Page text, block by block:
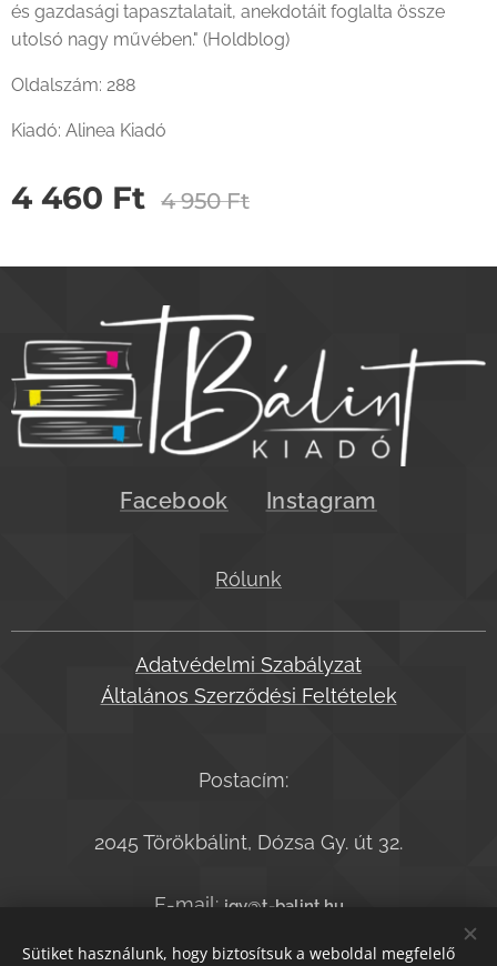
és gazdasági tapasztalatait, anekdotáit foglalta össze
utolsó nagy művében." (Holdblog)
Oldalszám: 288
Kiadó: Alinea Kiadó
4 460 Ft 4 950Ft
Facebook Instagram
Rólunk
Adatvédelmi Szabályzat
Általános Szerződési Feltételek
Postacím:
2045 Törökbálint, Dózsa Gy. út 32.
E-mail: jgy@t-balint.hu
Telefonszám:+36-20-9364050
Sütiket használunk, hogy biztosítsuk a weboldal megfelelő